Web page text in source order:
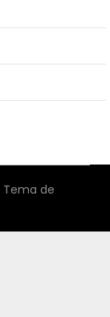
Tema de